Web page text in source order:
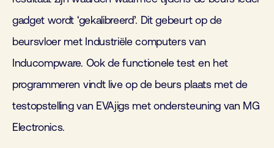
gadget wordt ‘gekalibreerd’. Dit gebeurt op de
beursvloer met Industriële computers van
Inducompware. Ook de functionele test en het
programmeren vindt live op de beurs plaats met de
testopstelling van EVAjigs met ondersteuning van MG
Electronics.